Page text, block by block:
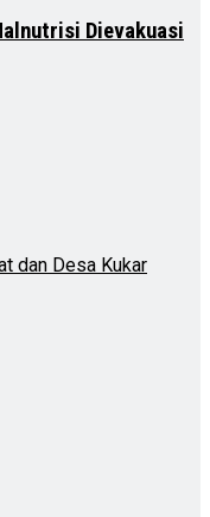
Dievakuasi
dan Desa Kukar